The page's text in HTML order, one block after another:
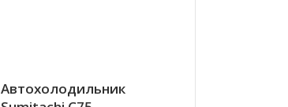
Автохолодильник